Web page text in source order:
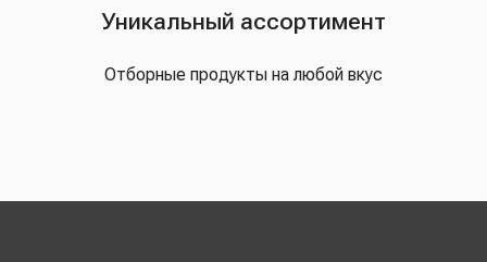
Уникальный ассортимент
Отборные продукты на любой вкус